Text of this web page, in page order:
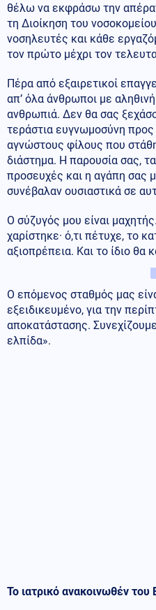
θέλω να εκφράσω την
τη Διοίκηση του
νοσηλευτές και κάθε
τον πρώτο μέχρι τον
Πέρα από εξαιρετικοί
απ’ όλα άνθρωποι με
ανθρωπιά. Δεν θα σας
τεράστια ευγνωμοσύνη
αγνώστους φίλους που
διάστημα. Η παρουσία σας,
προσευχές και η αγάπη σας
συνέβαλαν ουσιαστικά σε
Ο σύζυγός μου είναι
χαρίστηκε· ό,τι πέτυχε, το
αξιοπρέπεια. Και το ίδιο θα
Ο επόμενος σταθμός μας
εξειδικευμένο, για την
αποκατάστασης.
ελπίδα».
Το ιατρικό ανακοινωθέν του